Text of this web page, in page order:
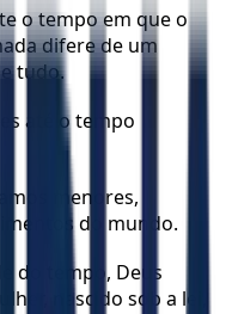
o tempo em que o
difere de um
tudo.
até o tempo
menores,
do mundo.
do tempo, Deus
nascido sob a lei,